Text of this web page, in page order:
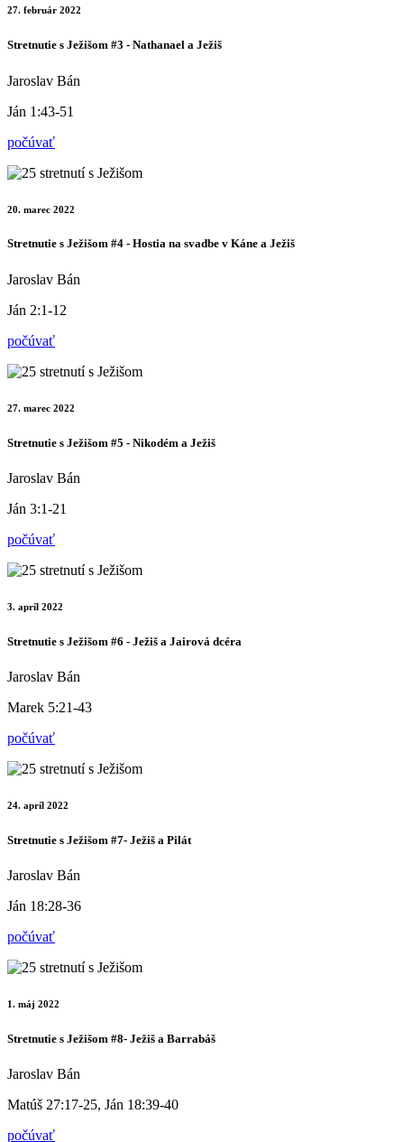
27. február 2022
Stretnutie s Ježišom #3 - Nathanael a Ježiš
Jaroslav Bán
Ján 1:43-51
počúvať
20. marec 2022
Stretnutie s Ježišom #4 - Hostia na svadbe v Káne a Ježiš
Jaroslav Bán
Ján 2:1-12
počúvať
27. marec 2022
Stretnutie s Ježišom #5 - Nikodém a Ježiš
Jaroslav Bán
Ján 3:1-21
počúvať
3. apríl 2022
Stretnutie s Ježišom #6 - Ježiš a Jairová dcéra
Jaroslav Bán
Marek 5:21-43
počúvať
24. apríl 2022
Stretnutie s Ježišom #7- Ježiš a Pilát
Jaroslav Bán
Ján 18:28-36
počúvať
1. máj 2022
Stretnutie s Ježišom #8- Ježiš a Barrabáš
Jaroslav Bán
Matúš 27:17-25, Ján 18:39-40
počúvať